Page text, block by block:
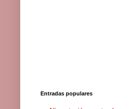
Entradas populares